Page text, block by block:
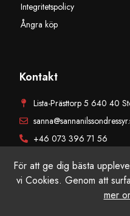
Integritetspolicy
Ångra köp
Kontakt
Lista-Prästtorp 5 640 40
+46 073 396 71 56
För att ge dig bästa
vi Cookies. Genom att
mer